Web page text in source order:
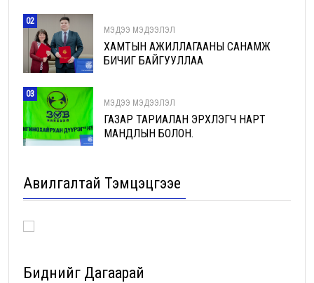
02
МЭДЭЭ МЭДЭЭЛЭЛ
ХАМТЫН АЖИЛЛАГААНЫ САНАМЖ
БИЧИГ БАЙГУУЛЛАА
03
МЭДЭЭ МЭДЭЭЛЭЛ
ГАЗАР ТАРИАЛАН ЭРХЛЭГЧ НАРТ
МАНДЛЫН БОЛОН.
Авилгалтай Тэмцэцгээе
Биднийг Дагаарай